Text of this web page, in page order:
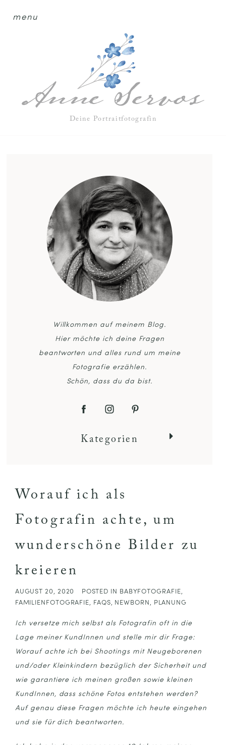
menu
Deine Portraitfotografin
Willkommen auf meinem Blog.
Hier möchte ich deine Fragen
beantworten und alles rund um meine
Fotografie erzählen.
Schön, dass du da bist.
Kategorien
Worauf ich als
Fotografin achte, um
wunderschöne Bilder zu
kreieren
AUGUST 20, 2020 POSTED IN BABYFOTOGRAFIE,
FAMILIENFOTOGRAFIE, FAQS, NEWBORN , PLANUNG
Ich versetze mich selbst als Fotografin oft in die
Lage meiner KundInnen und stelle mir dir Frage:
Worauf achte ich bei Shootings mit Neugeborenen
und/oder Kleinkindern bezüglich der Sicherheit und
wie garantiere ich meinen großen sowie kleinen
KundInnen, dass schöne Fotos entstehen werden?
Auf genau diese Fragen möchte ich heute eingehen
und sie für dich beantworten.